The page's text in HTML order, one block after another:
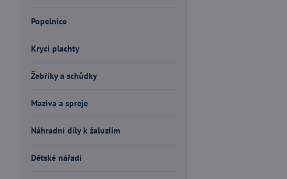
Popelnice
Krycí plachty
Žebříky a schůdky
Maziva a spreje
Náhradní díly k žaluziím
Dětské nářadí